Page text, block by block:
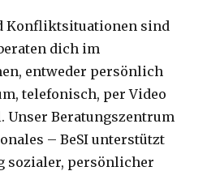
Konfliktsituationen sind
dich im
entweder persönlich
telefonisch, per Video
Unser Beratungszentrum
– BeSI unterstützt
sozialer, persönlicher